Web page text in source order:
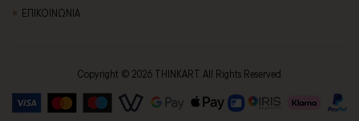
ΕΠΙΚΟΙΝΩΝΙΑ
Copyright © 2026 THINKART. All Rights Reserved.